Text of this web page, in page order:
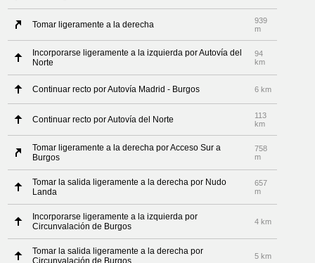
Tomar ligeramente a la derecha
939
m
Incorporarse ligeramente a la izquierda por Autovía del
Norte
94
km
Continuar recto por Autovía Madrid - Burgos 6 km
Continuar recto por Autovía del Norte
113
km
Tomar ligeramente a la derecha por Acceso Sur a
Burgos
758
m
Tomar la salida ligeramente a la derecha por Nudo
Landa
657
m
Incorporarse ligeramente a la izquierda por
Circunvalación de Burgos
4 km
Tomar la salida ligeramente a la derecha por
Circunvalación de Burgos
5 km